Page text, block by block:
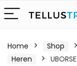
Home Shop
Heren